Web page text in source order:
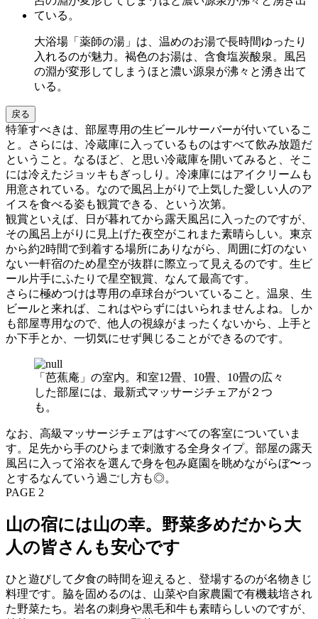
大浴場「薬師の湯」は、温めのお湯で長時間ゆったり
入れるのが魅力。褐色のお湯は、含食塩炭酸泉。風呂
の淵が変形してしまうほと濃い源泉が沸々と湧き出て
いる。
戻る
特筆すべきは、部屋専用の生ビールサーバーが付いているこ
と。さらには、冷蔵庫に入っているものはすべて飲み放題だ
ということ。なるほど、と思い冷蔵庫を開いてみると、そこ
には冷えたジョッキもぎっしり。冷凍庫にはアイクリームも
用意されている。なので風呂上がりで上気した愛しい人のア
イスを食べる姿も観賞できる、という次第。
観賞といえば、日が暮れてから露天風呂に入ったのですが、
その風呂上がりに見上げた夜空がこれまた素晴らしい。東京
から約2時間で到着する場所にありながら、周囲に灯のない
ない一軒宿のため星空が抜群に際立って見えるのです。生ビ
ール片手にふたりで星空観賞、なんて最高です。
さらに極めつけは専用の卓球台がついていること。温泉、生
ビールと来れば、これはやらずにはいられませんよね。しか
も部屋専用なので、他人の視線がまったくないから、上手と
か下手とか、一切気にせず興じることができるのです。
「芭蕉庵」の室内。和室12畳、10畳、10畳の広々
した部屋には、最新式マッサージチェアが２つ
も。
なお、高級マッサージチェアはすべての客室についていま
す。足先から手のひらまで刺激する全身タイプ。部屋の露天
風呂に入って浴衣を選んで身を包み庭園を眺めながらぼ〜っ
とするなんていう過ごし方も◎。
PAGE 2
山の宿には山の幸。野菜多めだから大
人の皆さんも安心です
ひと遊びして夕食の時間を迎えると、登場するのが名物きじ
料理です。脇を固めるのは、山菜や自家農園で有機栽培され
た野菜たち。岩名の刺身や黒毛和牛も素晴らしいのですが、